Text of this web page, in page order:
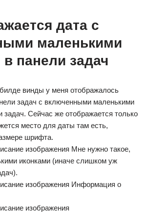
дата с
маленькими
в панели задач
винды у меня отображалось
задач с включенными маленькими
задач. Сейчас же отображается только
место для даты там есть,
шрифта.
Мне нужно такое,
иконками (иначе слишком уж
Информация о